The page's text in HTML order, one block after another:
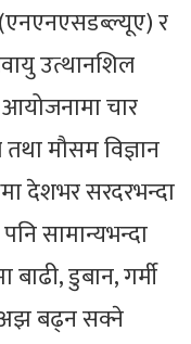
र
उत्थानशिल
चार
मौसम विज्ञान
देशभर सरदरभन्दा
सामान्यभन्दा
डुबान, गर्मी
अझ बढ्न सक्ने